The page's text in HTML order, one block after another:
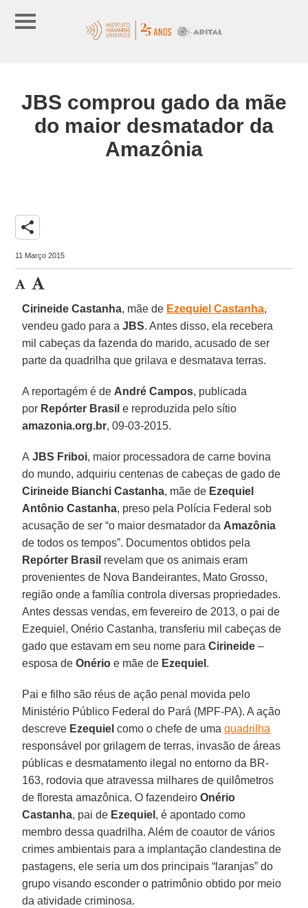
JBS comprou gado da mãe
do maior desmatador da
Amazônia
share
11 Março 2015
Cirineide Castanha, mãe de Ezequiel Castanha,
vendeu gado para aJBS. Antes disso, ela recebera
mil cabeças da fazenda do marido, acusado de ser
parte da quadrilha que grilava e desmatava terras.
A reportagém é de André Campos, publicada
por Repórter Brasil e reproduzida pelo sítio
amazonia.org.br, 09-03-2015.
A JBS Friboi, maior processadora de carne bovina
do mundo, adquiriu centenas de cabeças de gado de
Cirineide Bianchi Castanha, mãe de Ezequiel
Antônio Castanha, preso pela Polícia Federal sob
acusação de ser “o maior desmatador da Amazônia
de todos os tempos”. Documentos obtidos pela
Repórter Brasil revelam que os animais eram
provenientes de Nova Bandeirantes, Mato Grosso,
região onde a família controla diversas propriedades.
Antes dessas vendas, em fevereiro de 2013, o pai de
Ezequiel, Onério Castanha, transferiu mil cabeças de
gado que estavam em seu nome paraCirineide –
esposa deOnério e mãe de Ezequiel .
Pai e filho são réus de ação penal movida pelo
Ministério Público Federal do Pará (MPF-PA). A ação
descreve Ezequiel como o chefe de umaquadrilha
responsável por grilagem de terras, invasão de áreas
públicas e desmatamento ilegal no entorno da BR-
163, rodovia que atravessa milhares de quilômetros
de floresta amazônica. O fazendeiroOnério
Castanha, pai de Ezequiel , é apontado como
membro dessa quadrilha. Além de coautor de vários
crimes ambientais para a implantação clandestina de
pastagens, ele seria um dos principais “laranjas” do
grupo visando esconder o patrimônio obtido por meio
da atividade criminosa.